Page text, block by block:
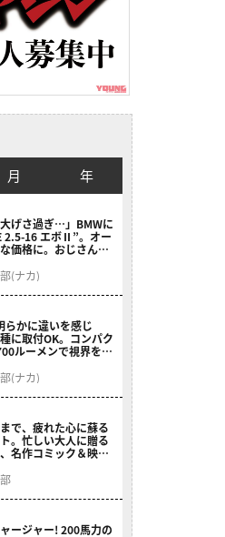
月 年
大げさ過ぎ…」BMWに
2.5-16 エボⅡ”。オー
価格に。おじさん達
(ナカ)
らかに違いを感じ
に取付OK。コンパク
ルーメンで視界を確
イ スモール］
(ナカ)
で、疲れた心に蘇る
。忙しい大人に贈る
名作コミック＆映画
ージャー! 200馬力の